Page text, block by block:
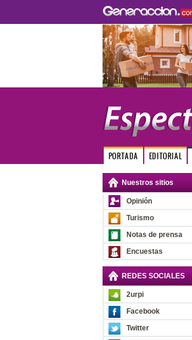
PORTADA EDITORIAL
Nuestros sitios
Opinión
Turismo
Notas de prensa
Encuestas
REDES SOCIALES
2urpi
Facebook
Twitter